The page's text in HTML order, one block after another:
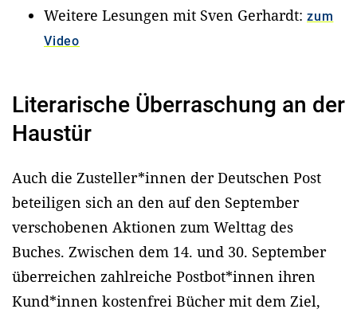
Weitere Lesungen mit Sven Gerhardt: zum
Video
Literarische Überraschung an der
Haustür
Auch die Zusteller*innen der Deutschen Post
beteiligen sich an den auf den September
verschobenen Aktionen zum Welttag des
Buches. Zwischen dem 14. und 30. September
überreichen zahlreiche Postbot*innen ihren
Kund*innen kostenfrei Bücher mit dem Ziel,